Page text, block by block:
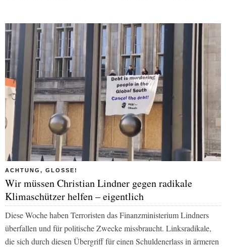
ACHTUNG, GLOSSE!
Wir müssen Christian Lindner gegen radikale
Klimaschützer helfen – eigentlich
Diese Woche haben Terroristen das Finanzministerium Lindners
überfallen und für politische Zwecke missbraucht. Linksradikale,
die sich durch diesen Übergriff für einen Schuldenerlass in ärmeren